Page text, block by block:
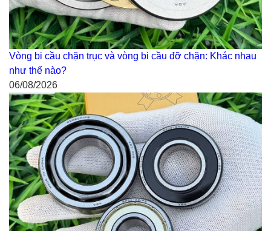
Vòng bi cầu chặn trục và vòng bi cầu đỡ chặn: Khác nhau
như thế nào?
06/08/2026